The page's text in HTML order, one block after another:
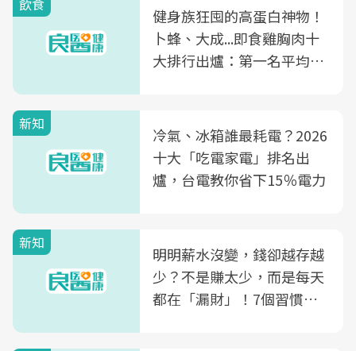
飲食
健身族狂囤的高蛋白神物！
卜蜂、大成...即食雞胸肉十
大排行出爐：第一名平均一
新知
冷氣、冰箱誰最耗電？2026
十大「吃電家電」排名出
爐，台電教你省下15％電力
新知
明明薪水沒變，錢卻越存越
少？不是賺太少，而是每天
都在「漏財」！7個習慣一